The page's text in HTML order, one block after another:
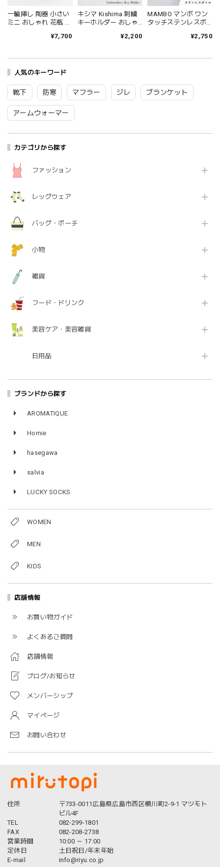
人気のキーワード
靴下 防寒 マフラー ジレ ブランケット
アームウォーマー
カテゴリから探す
ファッション
レッグウェア
バッグ・ポーチ
小物
雑貨
フード・ドリンク
美容ケア・美容雑貨
日用品
ブランドから探す
AROMATIQUE
Homie
hasegawa
salvia
LUCKY SOCKS
WOMEN
MEN
KIDS
店舗情報
お買い物ガイド
よくあるご質問
店舗情報
ブログ/お知らせ
メンバーシップ
マイページ
お問い合わせ
一輪挿し 陶器 小さい
ミニ おしゃれ 花瓶 か
ンプル インテリア 日
¥7,700
キシマ Kishima 刺繍
キーホルダー おしゃ
ン ビーズキーホルダ
Km003
¥2,200
MAMBO マンボ ワン
タッチステンレスボ
カ 370ml マイボトル
フト グレー CLASKA
Original 62110016
¥2,750
住所
〒733-0011広島県広島市西区横川町2-9-1 マツモト
ビル4F
TEL
082-299-1801
FAX
082-208-2738
営業時間
10:00 ～ 17:00
定休日
土日祝日/年末年始
E-mail
info@riyu.co.jp